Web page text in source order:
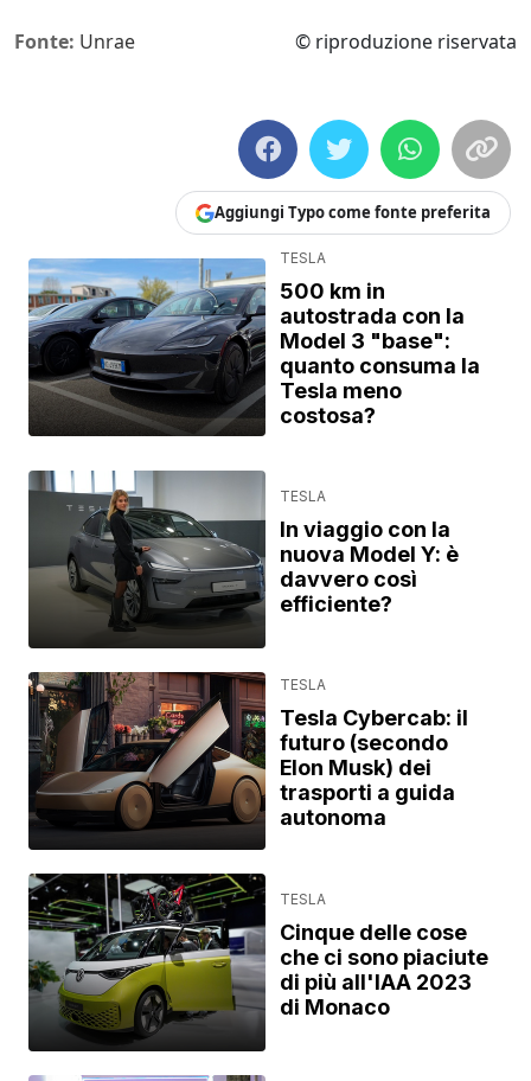
Fonte: Unrae © riproduzione riservata
Aggiungi Typo come fonte preferita
TESLA
500 km in
autostrada con la
Model 3 "base":
quanto consuma la
Tesla meno
costosa?
TESLA
In viaggio con la
nuova Model Y: è
davvero così
efficiente?
TESLA
Tesla Cybercab: il
futuro (secondo
Elon Musk) dei
trasporti a guida
autonoma
TESLA
Cinque delle cose
che ci sono piaciute
di più all'IAA 2023
di Monaco